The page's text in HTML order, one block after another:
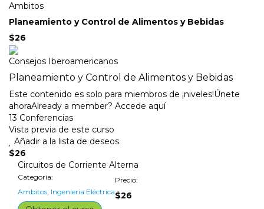
Ambitos
Planeamiento y Control de Alimentos y Bebidas
$26
Consejos Iberoamericanos
Planeamiento y Control de Alimentos y Bebidas
Este contenido es solo para miembros de ¡niveles!Únete
ahoraAlready a member? Accede aquí
13 Conferencias
Vista previa de este curso
Añadir a la lista de deseos
$26
Circuitos de Corriente Alterna
Categoría:
Ambitos, Ingeniería Eléctrica
Precio:
$26